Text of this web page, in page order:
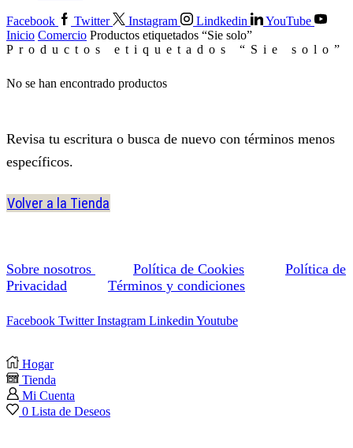
Facebook Twitter Instagram Lindkedin
YouTube
Inicio Comercio Productos etiquetados “Sie solo”
Productos etiquetados “Sie solo”
No se han encontrado productos
Revisa tu escritura o busca de nuevo con términos menos
específicos.
Volver a la Tienda
Sobre nosotros Política de Cookies
Política de
Privacidad
Términos y condiciones
Facebook Twitter Instagram Linkedin Youtube
Hogar
Tienda
Mi Cuenta
0 Lista de Deseos